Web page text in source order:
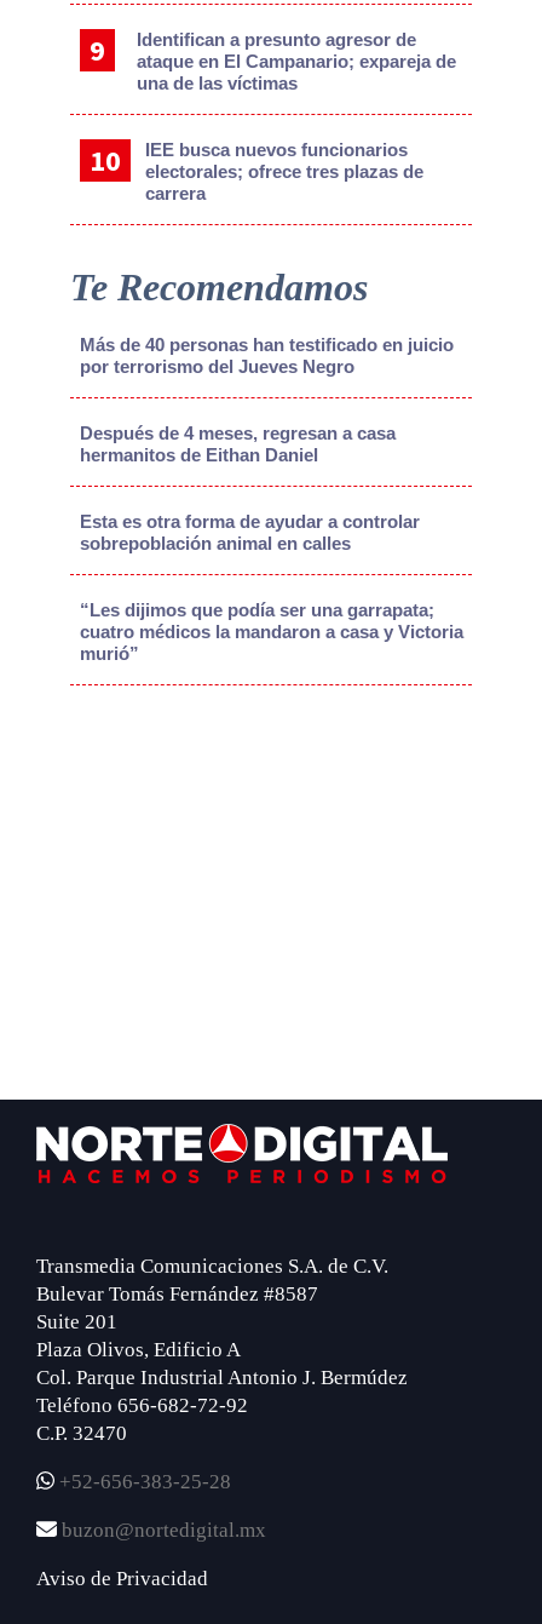
Identifican a presunto agresor de
ataque en El Campanario; expareja de
una de las víctimas
IEE busca nuevos funcionarios
electorales; ofrece tres plazas de
carrera
Te Recomendamos
Más de 40 personas han testificado en juicio
por terrorismo del Jueves Negro
Después de 4 meses, regresan a casa
hermanitos de Eithan Daniel
Esta es otra forma de ayudar a controlar
sobrepoblación animal en calles
“Les dijimos que podía ser una garrapata;
cuatro médicos la mandaron a casa y Victoria
murió”
Footer
Transmedia Comunicaciones S.A. de C.V.
Bulevar Tomás Fernández #8587
Suite 201
Plaza Olivos, Edificio A
Col. Parque Industrial Antonio J. Bermúdez
Teléfono 656-682-72-92
C.P. 32470
+52-656-383-25-28
buzon@nortedigital.mx
Aviso de Privacidad